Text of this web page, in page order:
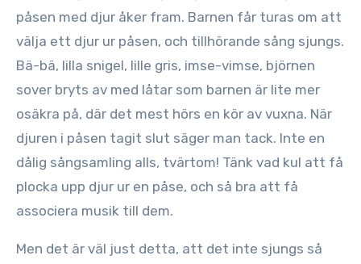
påsen med djur åker fram. Barnen får turas om att
välja ett djur ur påsen, och tillhörande sång sjungs.
Bä-bä, lilla snigel, lille gris, imse-vimse, björnen
sover bryts av med låtar som barnen är lite mer
osäkra på, där det mest hörs en kör av vuxna. När
djuren i påsen tagit slut säger man tack. Inte en
dålig sångsamling alls, tvärtom! Tänk vad kul att få
plocka upp djur ur en påse, och så bra att få
associera musik till dem.
Men det är väl just detta, att det inte sjungs så